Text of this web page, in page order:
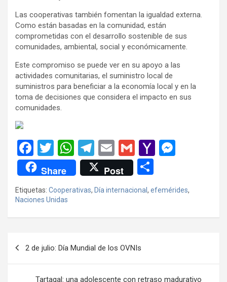
Las cooperativas también fomentan la igualdad externa.
Como están basadas en la comunidad, están
comprometidas con el desarrollo sostenible de sus
comunidades, ambiental, social y económicamente.
Este compromiso se puede ver en su apoyo a las
actividades comunitarias, el suministro local de
suministros para beneficiar a la economía local y en la
toma de decisiones que considera el impacto en sus
comunidades.
F
a
ce
b
o
k
T
wi
tt
er
W
h
at
s
A
p
T
el
e
gr
a
E
m
ail
G
m
ail
Y
o
o
n
g
Share Post
o
m
p
Etiquetas: Cooperativas, Día internacional , efemérides,
Naciones Unidas
entradas
2 de julio: Día Mundial de los OVNIs
Tartagal: una adolescente con retraso madurativo